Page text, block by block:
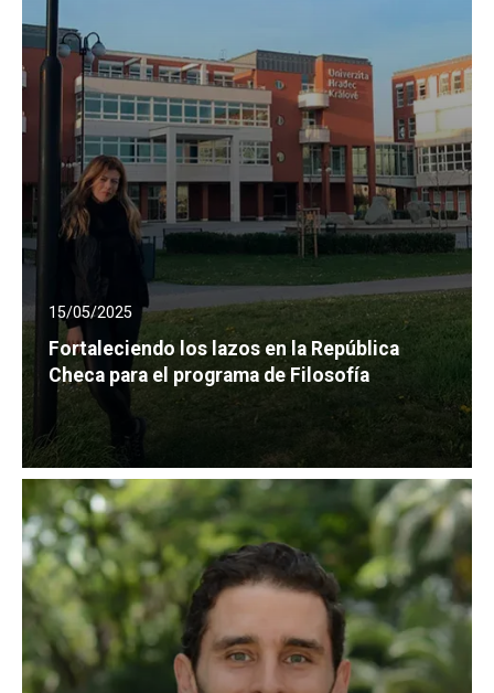
15/05/2025
Fortaleciendo los lazos en la República
Checa para el programa de Filosofía